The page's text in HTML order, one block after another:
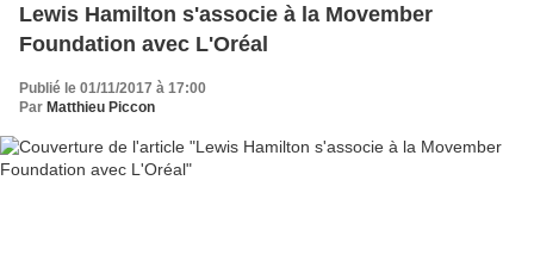
Lewis Hamilton s'associe à la Movember
Foundation avec L'Oréal
Publié le 01/11/2017 à 17:00
Par Matthieu Piccon